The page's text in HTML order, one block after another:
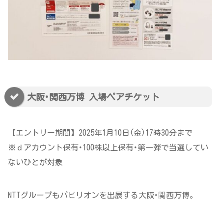
大阪･関西万博 入場ペアチケット
【エントリー期間】2025年1月10日(金)17時30分まで
※ｄアカウント保有･100株以上保有･第一弾で当選してい
ないひとが対象
NTTグループもパビリオンを出展する大阪･関西万博。